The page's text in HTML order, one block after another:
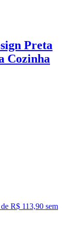
Preta
Cozinha
R$ 113,90 sem